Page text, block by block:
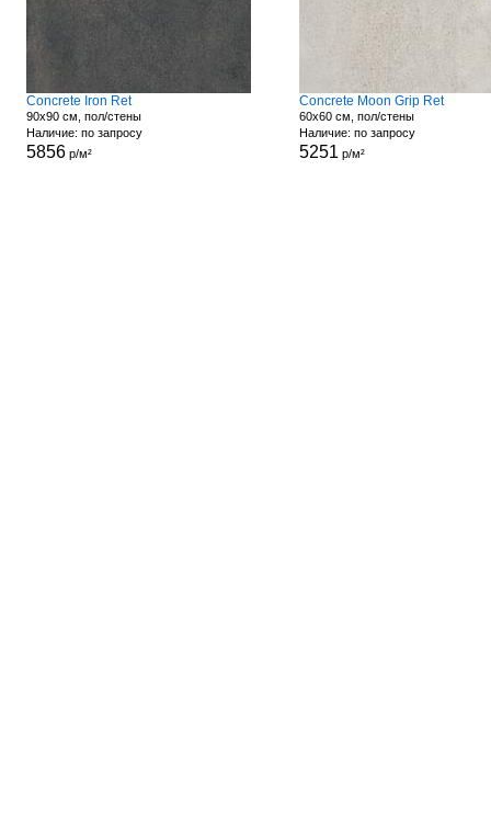
Concrete Iron Ret
90x90 см, пол/стены
Наличие: по запросу
5856р/м²
Concrete Moon Grip Ret
60x60 см, пол/стены
Наличие: по запросу
5251 р/м²